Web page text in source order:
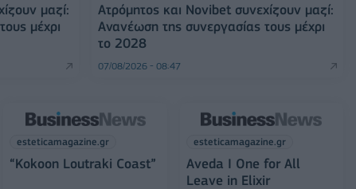
μαζί:
μέχρι
Ατρόμητος και Novibet συνεχίζουν μαζί:
Ανανέωση της συνεργασίας τους μέχρι
το 2028
07/08/2026 - 08:47
esteticamagazine.gr
“Kokoon Loutraki Coast”
esteticamagazine.gr
Aveda I One for All
Leave in Elixir